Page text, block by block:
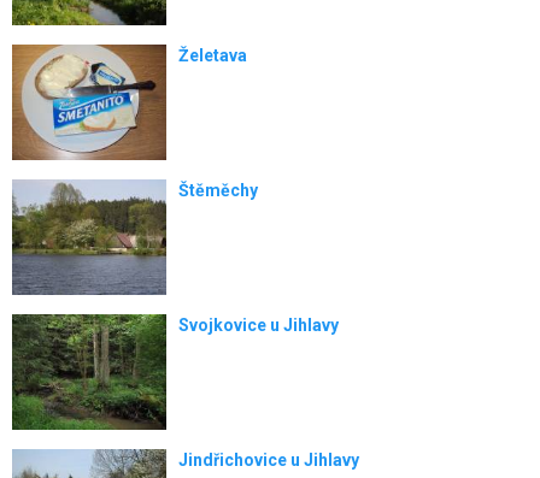
Želetava
Štěměchy
Svojkovice u Jihlavy
Jindřichovice u Jihlavy